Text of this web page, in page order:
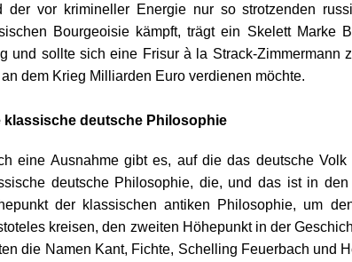
der vor krimineller Energie nur so strotzenden
Bourgeoisie kämpft, trägt ein Skelett Marke
und sollte sich eine Frisur à la Strack-Zimmermann
dem Krieg Milliarden Euro verdienen möchte.
klassische deutsche Philosophie
eine Ausnahme gibt es, auf die das deutsche
deutsche Philosophie, die, und das ist in
der klassischen antiken Philosophie, um
kreisen, den zweiten Höhepunkt in der
die Namen Kant, Fichte, Schelling Feuerbach und